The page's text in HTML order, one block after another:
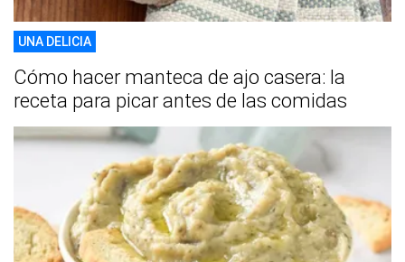
UNA DELICIA
Cómo hacer manteca de ajo casera: la
receta para picar antes de las comidas